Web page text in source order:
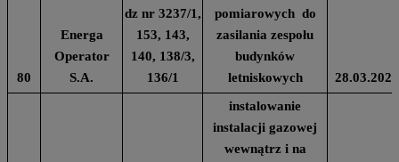
80
Energa
Operator
S.A.
dz nr 3237/1,
153, 143,
140, 138/3,
136/1
pomiarowych do
zasilania zespołu
budynków
letniskowych
28.03.2024
instalowanie
instalacji gazowej
wewnątrz i na